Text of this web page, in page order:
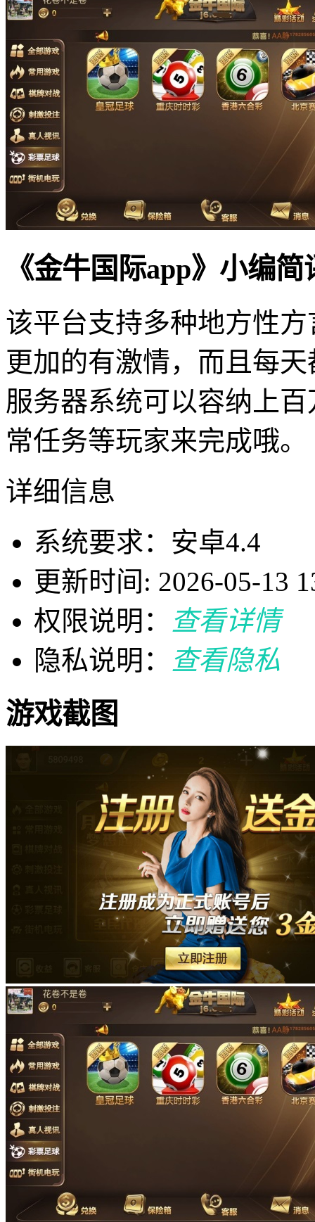
《金牛国际app》小编简
该平台支持多种地方性
更加的有激情，而且每
服务器系统可以容纳上
常任务等玩家来完成哦。
详细信息
系统要求：安卓4.4
更新时间: 2026-05-13
权限说明：
查看详情
隐私说明：
查看隐私
游戏截图